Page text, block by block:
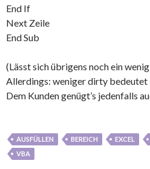
End If
Next Zeile
End Sub
(Lässt sich übrigens noch ein
Allerdings: weniger dirty bedeutet
Dem Kunden genügt’s jedenfalls
AUSFÜLLEN BEREICH EXCEL
VBA